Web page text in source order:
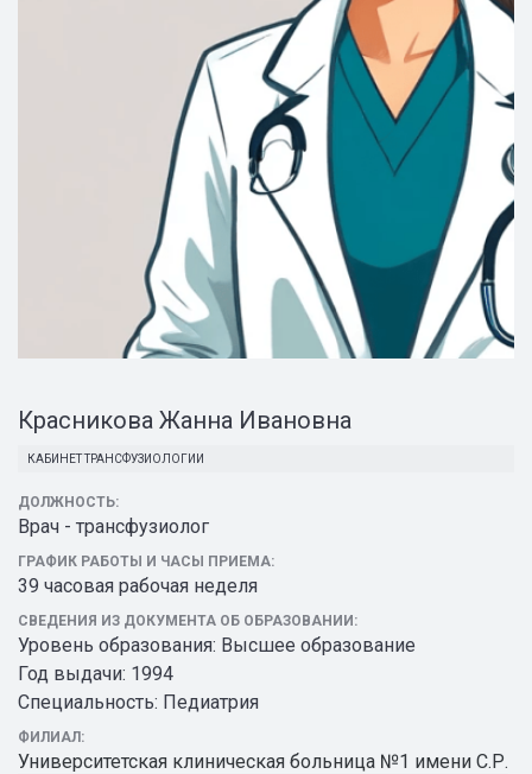
Красникова Жанна Ивановна
КАБИНЕТ ТРАНСФУЗИОЛОГИИ
ДОЛЖНОСТЬ:
Врач - трансфузиолог
ГРАФИК РАБОТЫ И ЧАСЫ ПРИЕМА:
39 часовая рабочая неделя
СВЕДЕНИЯ ИЗ ДОКУМЕНТА ОБ ОБРАЗОВАНИИ:
Уровень образования: Высшее образование
Год выдачи: 1994
Специальность: Педиатрия
ФИЛИАЛ:
Университетская клиническая больница №1 имени С.Р.